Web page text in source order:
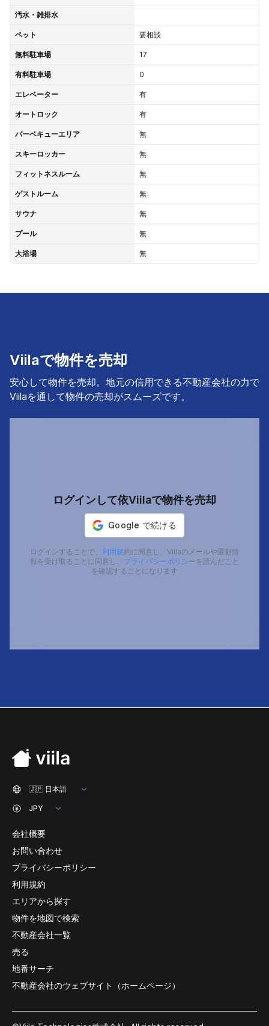
汚水・雑排水
ペット 要相談
無料駐車場 17
有料駐車場 0
エレベーター 有
オートロック 有
バーベキューエリア 無
スキーロッカー 無
フィットネスルーム 無
ゲストルーム 無
サウナ 無
プール 無
大浴場 無
Viilaで物件を売却
安心して物件を売却。地元の信用できる不動産会社の力で
Viilaを通して物件の売却がスムーズです。
ログインして依Viilaで物件を売却
ログインすることで、 利用規約に同意し、Viilaのメールや最新情
報を受け取ることに同意し、 プライバシーポリシーを読んだこと
を確認することになります
会社概要
お問い合わせ
プライバシーポリシー
利用規約
エリアから探す
物件を地図で検索
不動産会社一覧
売る
地番サーチ
不動産会社のウェブサイト（ホームページ）